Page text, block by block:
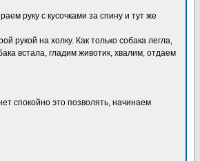
руку с кусочками за спину и тут же
рукой на холку. Как только собака легла,
встала, гладим животик, хвалим, отдаем
спокойно это позволять, начинаем